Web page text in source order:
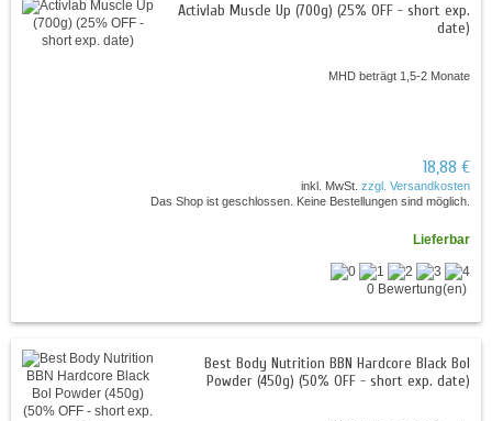
Activlab Muscle Up (700g) (25% OFF - short exp.
date)
MHD beträgt 1,5-2 Monate
18,88 €
inkl. MwSt. zzgl. Versandkosten
Das Shop ist geschlossen. Keine Bestellungen sind möglich.
Lieferbar
0 Bewertung(en)
Best Body Nutrition BBN Hardcore Black Bol
Powder (450g) (50% OFF - short exp. date)